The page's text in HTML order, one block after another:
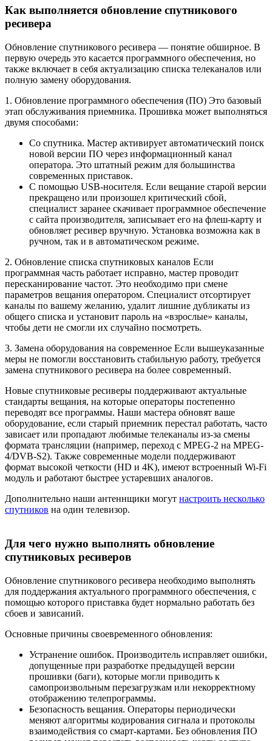
Как выполняется обновление спутникового
ресивера
Обновление спутникового ресивера — понятие обширное. В
первую очередь это касается программного обеспечения, но
также включает в себя актуализацию списка телеканалов или
полную замену оборудования.
1. Обновление программного обеспечения (ПО) Это базовый
этап обслуживания приемника. Прошивка может выполняться
двумя способами:
Со спутника. Мастер активирует автоматический поиск
новой версии ПО через информационный канал
оператора. Это штатный режим для большинства
современных приставок.
С помощью USB-носителя. Если вещание старой версии
прекращено или произошел критический сбой,
специалист заранее скачивает программное обеспечение
с сайта производителя, записывает его на флеш-карту и
обновляет ресивер вручную. Установка возможна как в
ручном, так и в автоматическом режиме.
2. Обновление списка спутниковых каналов Если
программная часть работает исправно, мастер проводит
пересканирование частот. Это необходимо при смене
параметров вещания оператором. Специалист отсортирует
каналы по вашему желанию, удалит лишние дубликаты из
общего списка и установит пароль на «взрослые» каналы,
чтобы дети не смогли их случайно посмотреть.
3. Замена оборудования на современное Если вышеуказанные
меры не помогли восстановить стабильную работу, требуется
замена спутникового ресивера на более современный.
Новые спутниковые ресиверы поддерживают актуальные
стандарты вещания, на которые операторы постепенно
переводят все программы. Наши мастера обновят ваше
оборудование, если старый приемник перестал работать, часто
зависает или пропадают любимые телеканалы из-за смены
формата трансляции (например, переход с MPEG-2 на MPEG-
4/DVB-S2). Также современные модели поддерживают
формат высокой четкости (HD и 4K), имеют встроенный Wi-Fi
модуль и работают быстрее устаревших аналогов.
Дополнительно наши антеннщики могут настроить несколько
спутников на один телевизор.
Для чего нужно выполнять обновление
спутниковых ресиверов
Обновление спутникового ресивера необходимо выполнять
для поддержания актуального программного обеспечения, с
помощью которого приставка будет нормально работать без
сбоев и зависаний.
Основные причины своевременного обновления:
Устранение ошибок. Производитель исправляет ошибки,
допущенные при разработке предыдущей версии
прошивки (баги), которые могли приводить к
самопроизвольным перезагрузкам или некорректному
отображению телепрограммы.
Безопасность вещания. Операторы периодически
меняют алгоритмы кодирования сигнала и протоколы
взаимодействия со смарт-картами. Без обновления ПО